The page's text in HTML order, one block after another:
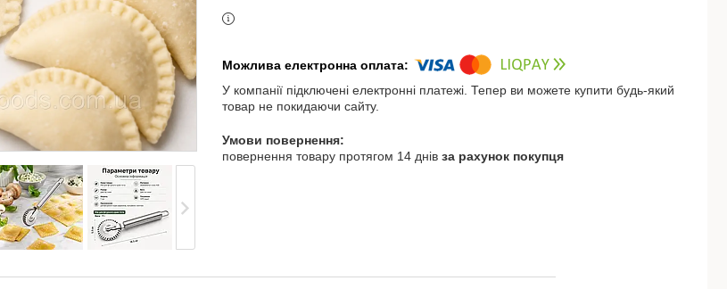
У компанії підключені електронні платежі. Тепер ви можете купити будь-який
товар не покидаючи сайту.
повернення товару протягом 14 днів за рахунок покупця